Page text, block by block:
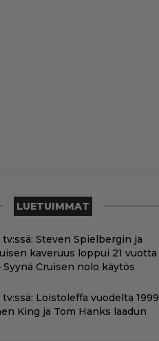
LUETUIMMAT
tv:ssä: Steven Spielbergin ja
kaveruus loppui 21 vuotta
Cruisen nolo käytös
tv:ssä: Loistoleffa vuodelta 1999
King ja Tom Hanks laadun